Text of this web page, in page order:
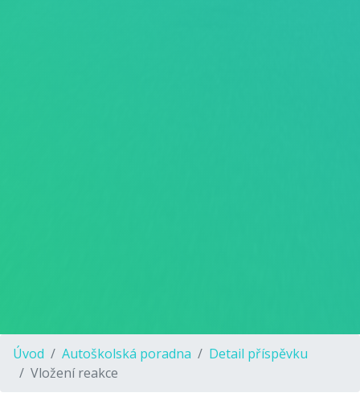
Úvod Autoškolská poradna
Detail příspěvku
Vložení reakce